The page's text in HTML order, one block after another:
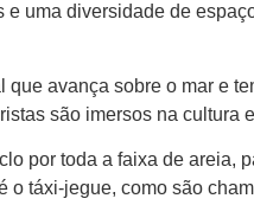
uma diversidade de
avança sobre o mar e
são imersos na cultura
por toda a faixa de areia,
táxi-jegue, como são